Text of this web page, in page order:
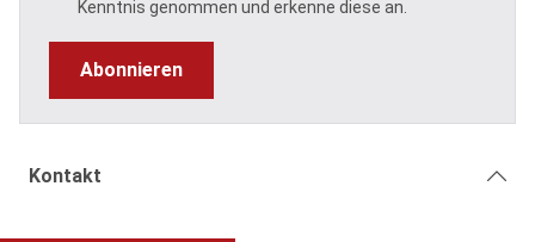
Kenntnis genommen und erkenne diese an.
Abonnieren
Kontakt